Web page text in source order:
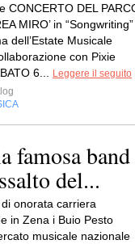
CONCERTO DEL
MIRO’ in “Songwriting”
dell’Estate Musicale
con Pixie
6...
Leggere il seguito
famosa band
del...
onorata carriera
in Zena i Buio Pesto
musicale nazionale